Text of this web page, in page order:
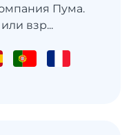
Пума.
взр...